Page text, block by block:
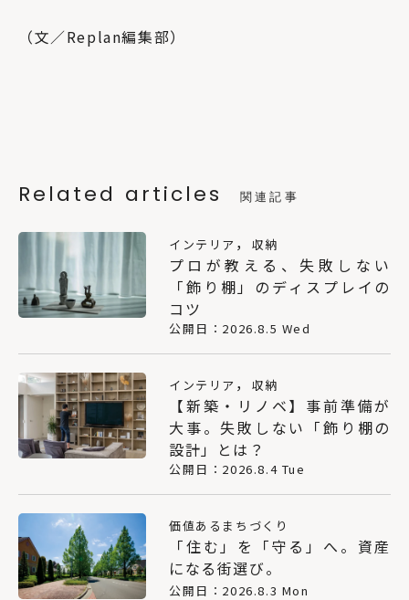
（文／Replan編集部）
Related articles 関連記事
インテリア ， 収納
プロが教える、失敗しない
「飾り棚」のディスプレイの
コツ
公開日：2026.8.5 Wed
インテリア ， 収納
【新築・リノベ】事前準備が
大事。失敗しない「飾り棚の
設計」とは？
公開日：2026.8.4 Tue
価値あるまちづくり
「住む」を「守る」へ。資産
になる街選び。
公開日：2026.8.3 Mon